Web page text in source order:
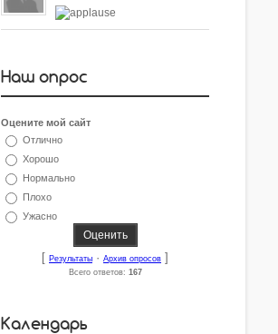
Наш опрос
Оцените мой сайт
Отлично
Хорошо
Нормально
Плохо
Ужасно
[ Результаты · Архив опросов ]
Всего ответов: 167
Календарь